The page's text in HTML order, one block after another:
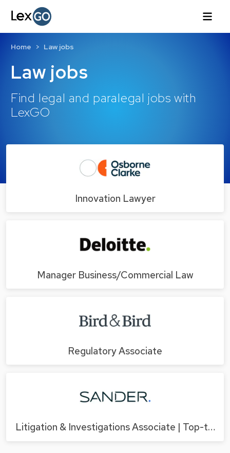
Law jobs
Find legal and paralegal jobs with
LexGO
Home Law jobs
Innovation Lawyer
Manager Business/Commercial Law
Regulatory Associate
Litigation & Investigations Associate | Top-t…